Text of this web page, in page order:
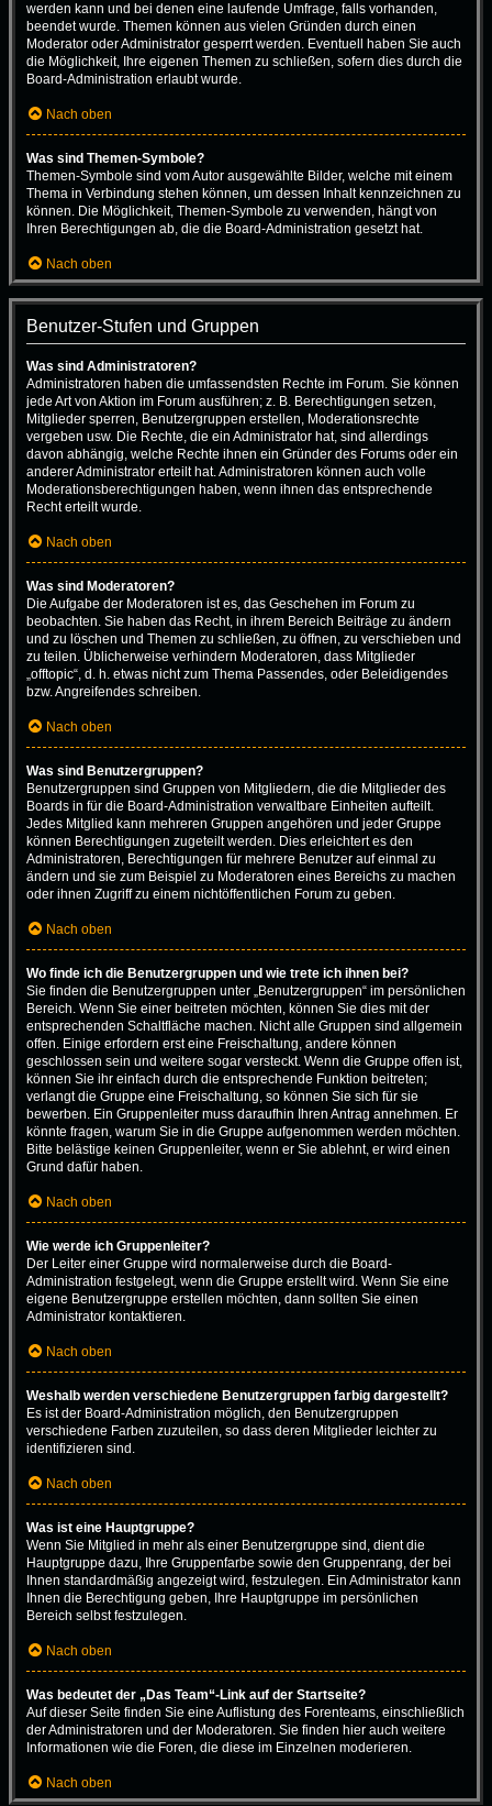
werden kann und bei denen eine laufende Umfrage, falls vorhanden,
beendet wurde. Themen können aus vielen Gründen durch einen
Moderator oder Administrator gesperrt werden. Eventuell haben Sie auch
die Möglichkeit, Ihre eigenen Themen zu schließen, sofern dies durch die
Board-Administration erlaubt wurde.
Nach oben
Was sind Themen-Symbole?
Themen-Symbole sind vom Autor ausgewählte Bilder, welche mit einem
Thema in Verbindung stehen können, um dessen Inhalt kennzeichnen zu
können. Die Möglichkeit, Themen-Symbole zu verwenden, hängt von
Ihren Berechtigungen ab, die die Board-Administration gesetzt hat.
Nach oben
Benutzer-Stufen und Gruppen
Was sind Administratoren?
Administratoren haben die umfassendsten Rechte im Forum. Sie können
jede Art von Aktion im Forum ausführen; z. B. Berechtigungen setzen,
Mitglieder sperren, Benutzergruppen erstellen, Moderationsrechte
vergeben usw. Die Rechte, die ein Administrator hat, sind allerdings
davon abhängig, welche Rechte ihnen ein Gründer des Forums oder ein
anderer Administrator erteilt hat. Administratoren können auch volle
Moderationsberechtigungen haben, wenn ihnen das entsprechende
Recht erteilt wurde.
Nach oben
Was sind Moderatoren?
Die Aufgabe der Moderatoren ist es, das Geschehen im Forum zu
beobachten. Sie haben das Recht, in ihrem Bereich Beiträge zu ändern
und zu löschen und Themen zu schließen, zu öffnen, zu verschieben und
zu teilen. Üblicherweise verhindern Moderatoren, dass Mitglieder
„offtopic“, d. h. etwas nicht zum Thema Passendes, oder Beleidigendes
bzw. Angreifendes schreiben.
Nach oben
Was sind Benutzergruppen?
Benutzergruppen sind Gruppen von Mitgliedern, die die Mitglieder des
Boards in für die Board-Administration verwaltbare Einheiten aufteilt.
Jedes Mitglied kann mehreren Gruppen angehören und jeder Gruppe
können Berechtigungen zugeteilt werden. Dies erleichtert es den
Administratoren, Berechtigungen für mehrere Benutzer auf einmal zu
ändern und sie zum Beispiel zu Moderatoren eines Bereichs zu machen
oder ihnen Zugriff zu einem nichtöffentlichen Forum zu geben.
Nach oben
Wo finde ich die Benutzergruppen und wie trete ich ihnen bei?
Sie finden die Benutzergruppen unter „Benutzergruppen“ im persönlichen
Bereich. Wenn Sie einer beitreten möchten, können Sie dies mit der
entsprechenden Schaltfläche machen. Nicht alle Gruppen sind allgemein
offen. Einige erfordern erst eine Freischaltung, andere können
geschlossen sein und weitere sogar versteckt. Wenn die Gruppe offen ist,
können Sie ihr einfach durch die entsprechende Funktion beitreten;
verlangt die Gruppe eine Freischaltung, so können Sie sich für sie
bewerben. Ein Gruppenleiter muss daraufhin Ihren Antrag annehmen. Er
könnte fragen, warum Sie in die Gruppe aufgenommen werden möchten.
Bitte belästige keinen Gruppenleiter, wenn er Sie ablehnt, er wird einen
Grund dafür haben.
Nach oben
Wie werde ich Gruppenleiter?
Der Leiter einer Gruppe wird normalerweise durch die Board-
Administration festgelegt, wenn die Gruppe erstellt wird. Wenn Sie eine
eigene Benutzergruppe erstellen möchten, dann sollten Sie einen
Administrator kontaktieren.
Nach oben
Weshalb werden verschiedene Benutzergruppen farbig dargestellt?
Es ist der Board-Administration möglich, den Benutzergruppen
verschiedene Farben zuzuteilen, so dass deren Mitglieder leichter zu
identifizieren sind.
Nach oben
Was ist eine Hauptgruppe?
Wenn Sie Mitglied in mehr als einer Benutzergruppe sind, dient die
Hauptgruppe dazu, Ihre Gruppenfarbe sowie den Gruppenrang, der bei
Ihnen standardmäßig angezeigt wird, festzulegen. Ein Administrator kann
Ihnen die Berechtigung geben, Ihre Hauptgruppe im persönlichen
Bereich selbst festzulegen.
Nach oben
Was bedeutet der „Das Team“-Link auf der Startseite?
Auf dieser Seite finden Sie eine Auflistung des Forenteams, einschließlich
der Administratoren und der Moderatoren. Sie finden hier auch weitere
Informationen wie die Foren, die diese im Einzelnen moderieren.
Nach oben